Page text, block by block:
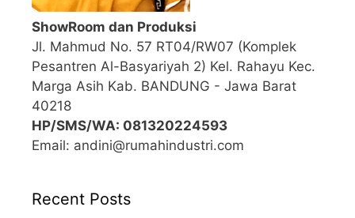
ShowRoom dan Produksi
Jl. Mahmud No. 57 RT04/RW07 (Komplek
Pesantren Al-Basyariyah 2) Kel. Rahayu Kec.
Marga Asih Kab. BANDUNG - Jawa Barat
40218
HP/SMS/WA: 081320224593
Email: andini@rumahindustri.com
Recent Posts